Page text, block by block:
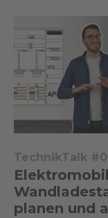
TechnikTalk
planen und